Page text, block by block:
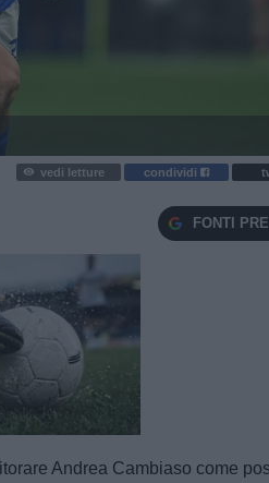
vedi letture condividi
FONTI
Andrea Cambiaso come